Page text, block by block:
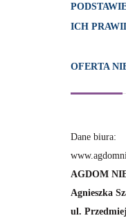
ICH
OFERTA
Dane biura:
AGDOM
Agnieszka
ul.